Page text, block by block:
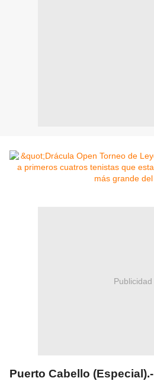
Publicidad
Puerto Cabello (Especial).-